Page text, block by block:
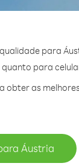
para
para
obter as
Áustria